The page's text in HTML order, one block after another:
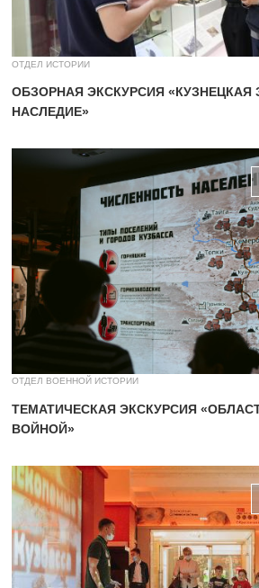
ОТДЕЛ ИСТОРИИ
ОБЗОРНАЯ ЭКСКУРСИЯ «КУЗНЕЦКАЯ
НАСЛЕДИЕ»
ОТДЕЛ ВОЕННОЙ ИСТОРИИ
ТЕМАТИЧЕСКАЯ ЭКСКУРСИЯ
ВОЙНОЙ»